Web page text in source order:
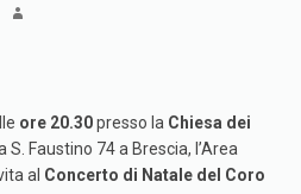
ore 20.30presso la Chiesa dei
S. Faustino 74 a Brescia, l’Area
al Concerto di Natale del Coro